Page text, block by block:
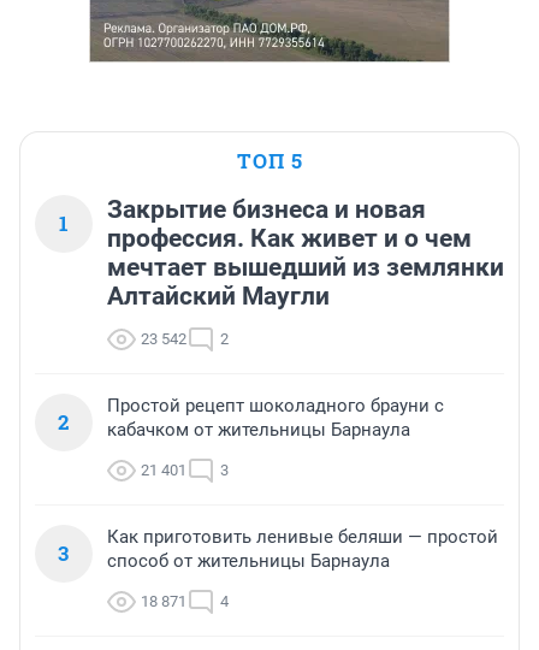
ТОП 5
1
Закрытие бизнеса и новая
профессия. Как живет и о чем
мечтает вышедший из землянки
Алтайский Маугли
23 542 2
2
Простой рецепт шоколадного брауни с
кабачком от жительницы Барнаула
21 401 3
3
Как приготовить ленивые беляши — простой
способ от жительницы Барнаула
18 871 4